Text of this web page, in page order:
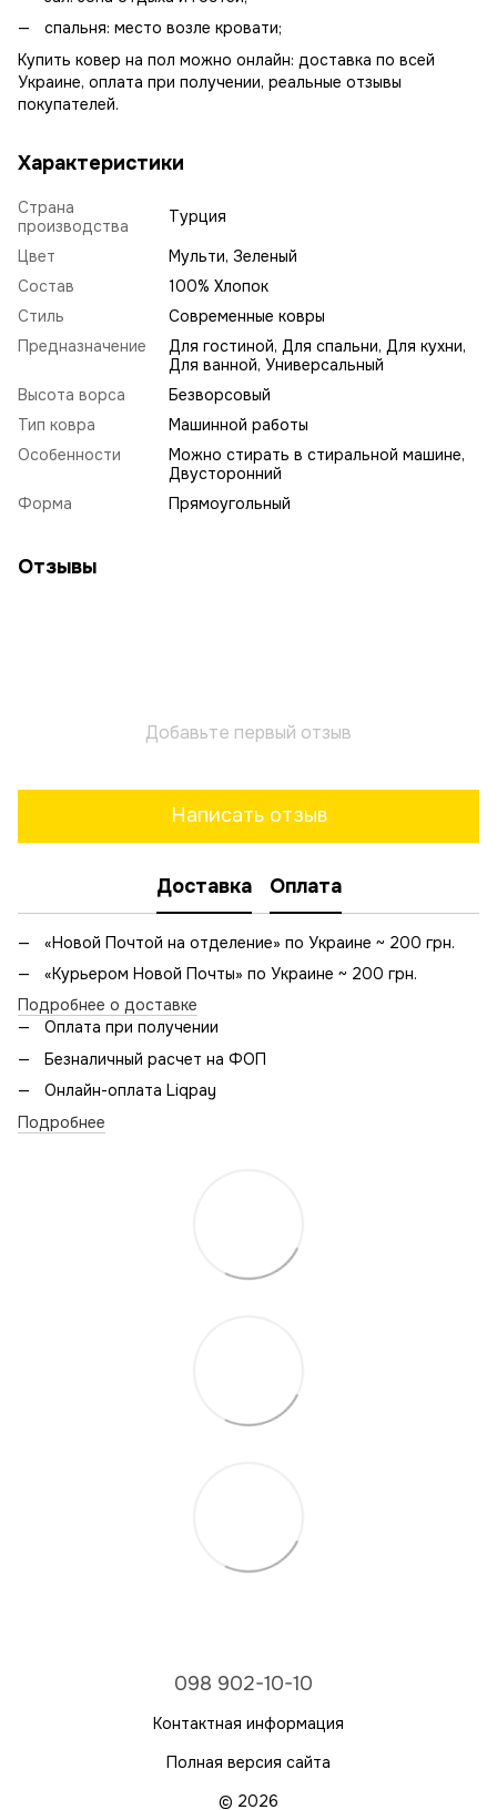
спальня: место возле кровати;
Купить ковер на пол можно онлайн: доставка по всей
Украине, оплата при получении, реальные отзывы
покупателей.
Характеристики
Страна
производства
Турция
Цвет
Мульти, Зеленый
Состав
100% Хлопок
Стиль
Современные ковры
Предназначение
Для гостиной, Для спальни, Для кухни,
Для ванной, Универсальный
Высота ворса
Безворсовый
Тип ковра
Машинной работы
Особенности
Можно стирать в стиральной машине,
Двусторонний
Форма
Прямоугольный
Отзывы
Добавьте первый отзыв
Написать отзыв
Доставка Оплата
«Новой Почтой на отделение» по Украине ~ 200 грн.
«Курьером Новой Почты» по Украине ~ 200 грн.
Подробнее о доставке
Оплата при получении
Безналичный расчет на ФОП
Онлайн-оплата Liqpay
Подробнее
098 902-10-10
Контактная информация
Полная версия сайта
© 2026